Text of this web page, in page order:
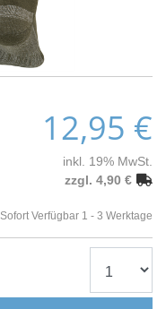
12,95 €
inkl. 19% MwSt.
zzgl. 4,90 €
Sofort Verfügbar 1 - 3 Werktage